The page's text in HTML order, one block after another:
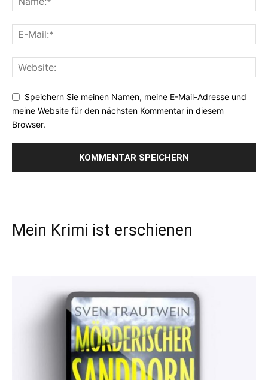
Speichern Sie meinen Namen, meine E-Mail-Adresse und
meine Website für den nächsten Kommentar in diesem
Browser.
Mein Krimi ist erschienen